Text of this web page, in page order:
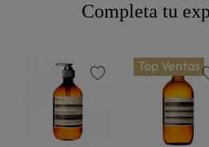
Completa tu
Top Ventas